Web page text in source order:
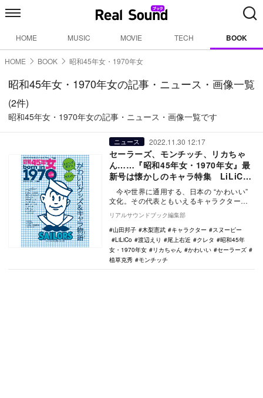
HOME MUSIC MOVIE TECH BOOK
HOME BOOK 昭和45年女・1970年女
昭和45年女・1970年女の記事・ニュース・画像一覧
(2件)
昭和45年女・1970年女の記事・ニュース・画像一覧です
ニュース 2022.11.30 12:17
セーラーズ、モンチッチ、リカちゃ
ん……『昭和45年女・1970年女』最
新号は懐かしのキャラ特集 LiLiCo×
木梨憲武の対談も
今や世界に通用する、日本の “かわいい”
文化。その代表ともいえるキャラクター文
化が成長していくなかで育った「70年
女」。…
リアルサウンドブック編集部
山田邦子
木梨憲武 キャラクター
スヌーピー
LiLiCo
渡辺えり 尾上右近 クレタ
昭和45年
女・1970年女
リカちゃん かわいい
セーラーズ
植草克秀
モンチッチ